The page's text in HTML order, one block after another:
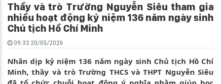
Thầy và trò Trường Nguyễn Siêu tham gia
nhiều hoạt động kỷ niệm 136 năm ngày sinh
Chủ tịch Hồ Chí Minh
09:33 20/05/2026
Nhân dịp kỷ niệm 136 năm ngày sinh Chủ tịch Hồ Chí
Minh, thầy và trò Trường THCS và THPT Nguyễn Siêu